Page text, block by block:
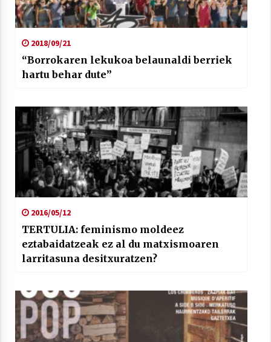
2018/09/21
“Borrokaren lekukoa belaunaldi berriek
hartu behar dute”
2016/05/12
TERTULIA: feminismo moldeez
eztabaidatzeak ez al du matxismoaren
larritasuna desitxuratzen?